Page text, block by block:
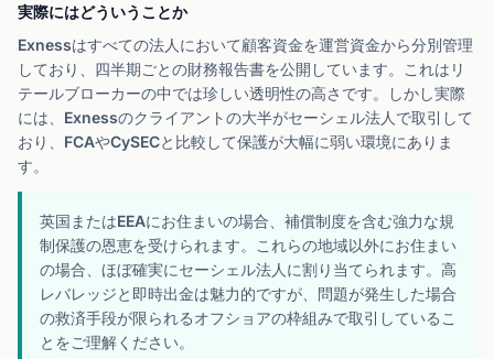
実際にはどういうことか
Exnessはすべての法人において顧客資金を運営資金から分別管理
しており、四半期ごとの財務報告書を公開しています。これはリ
テールブローカーの中では珍しい透明性の高さです。しかし実際
には、Exnessのクライアントの大半がセーシェル法人で取引して
おり、FCAやCySECと比較して保護が大幅に弱い環境にありま
す。
英国またはEEAにお住まいの場合、補償制度を含む強力な規
制保護の恩恵を受けられます。これらの地域以外にお住まい
の場合、ほぼ確実にセーシェル法人に割り当てられます。高
レバレッジと即時出金は魅力的ですが、問題が発生した場合
の救済手段が限られるオフショアの枠組みで取引しているこ
とをご理解ください。